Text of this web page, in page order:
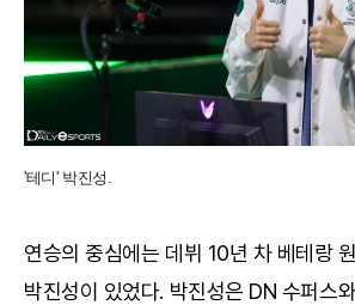
'테디' 박진성.
연승의 중심에는 데뷔 10년 차 베테랑
박진성이 있었다. 박진성은 DN 수퍼스